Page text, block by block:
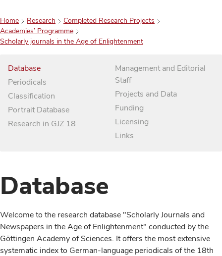
Home Research
Completed Research Projects
Academies’ Programme
Scholarly journals in the Age of Enlightenment
Database
Periodicals
Classification
Portrait Database
Research in GJZ 18
Management and Editorial
Staff
Projects and Data
Funding
Licensing
Links
Database
Welcome to the research database "Scholarly Journals and
Newspapers in the Age of Enlightenment" conducted by the
Göttingen Academy of Sciences. It offers the most extensive
systematic index to German-language periodicals of the 18th